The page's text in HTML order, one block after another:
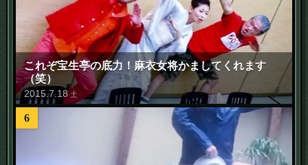
これぞ宝生亭の底力！麻衣女将かましてくれます
（笑）
2015.7. 18 土
6